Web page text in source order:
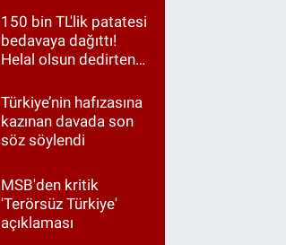
150 bin TL'lik patatesi
bedavaya dağıttı!
Helal olsun dedirten
Türkiye’nin hafızasına
kazınan davada son
söz söylendi
MSB'den kritik
'Terörsüz Türkiye'
açıklaması